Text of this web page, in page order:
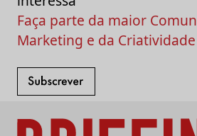
Faça parte da maior
Marketing e da Criatividade